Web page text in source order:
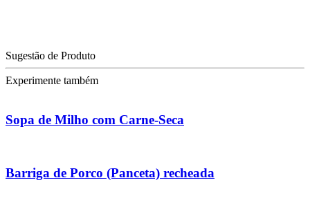
Sugestão de Produto
Experimente também
Sopa de Milho com Carne-Seca
Barriga de Porco (Panceta) recheada